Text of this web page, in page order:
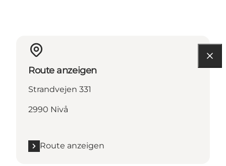
Route anzeigen
Strandvejen 331
2990 Nivå
Route anzeigen